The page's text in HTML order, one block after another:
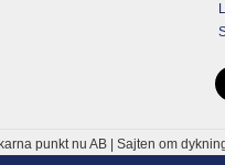
punkt nu AB | Sajten om